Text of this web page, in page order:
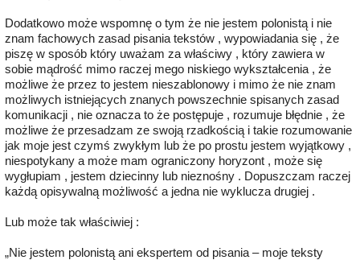
Dodatkowo może wspomnę o tym że nie jestem polonistą i nie
znam fachowych zasad pisania tekstów , wypowiadania się , że
piszę w sposób który uważam za właściwy , który zawiera w
sobie mądrość mimo raczej mego niskiego wykształcenia , że
możliwe że przez to jestem nieszablonowy i mimo że nie znam
możliwych istniejących znanych powszechnie spisanych zasad
komunikacji , nie oznacza to że postępuje , rozumuje błędnie , że
możliwe że przesadzam ze swoją rzadkością i takie rozumowanie
jak moje jest czymś zwykłym lub że po prostu jestem wyjątkowy ,
niespotykany a może mam ograniczony horyzont , może się
wygłupiam , jestem dziecinny lub nieznośny . Dopuszczam raczej
każdą opisywalną możliwość a jedna nie wyklucza drugiej .
Lub może tak właściwiej :
„Nie jestem polonistą ani ekspertem od pisania – moje teksty